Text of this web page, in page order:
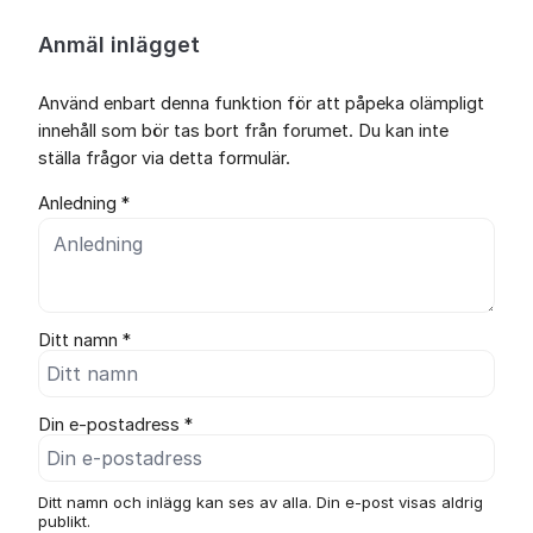
Anmäl inlägget
Använd enbart denna funktion för att påpeka olämpligt
innehåll som bör tas bort från forumet. Du kan inte
ställa frågor via detta formulär.
Anledning *
Ditt namn *
Din e-postadress *
Ditt namn och inlägg kan ses av alla. Din e-post visas aldrig
publikt.